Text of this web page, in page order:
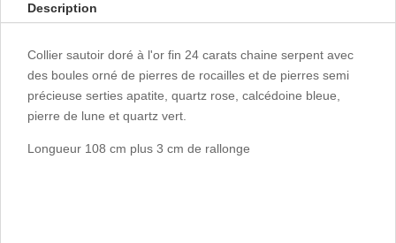
Description
Collier sautoir doré à l'or fin 24 carats chaine serpent avec
des boules orné de pierres de rocailles et de pierres semi
précieuse serties apatite, quartz rose, calcédoine bleue,
pierre de lune et quartz vert.
Longueur 108 cm plus 3 cm de rallonge